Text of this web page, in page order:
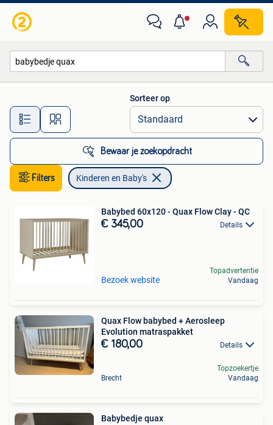
Alle afstanden…
Sorteer op
Bewaar je zoekopdracht
Filters Kinderen en Baby's
Babybed 60x120 - Quax Flow Clay - QC
€ 345,00 Details
Bezoek website
Topadvertentie
Vandaag
Quax Flow babybed + Aerosleep
Evolution matraspakket
€ 180,00 Details
Brecht
Topzoekertje
Vandaag
Babybedje quax